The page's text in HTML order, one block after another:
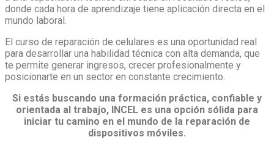
donde cada hora de aprendizaje tiene aplicación directa en el
mundo laboral.
El curso de reparación de celulares es una oportunidad real
para desarrollar una habilidad técnica con alta demanda, que
te permite generar ingresos, crecer profesionalmente y
posicionarte en un sector en constante crecimiento.
Si estás buscando una formación práctica, confiable y
orientada al trabajo, INCEL es una opción sólida para
iniciar tu camino en el mundo de la reparación de
dispositivos móviles.